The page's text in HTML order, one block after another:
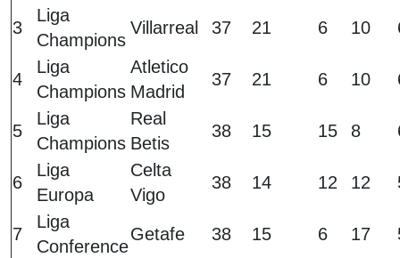
3
Liga
Champions
Villarreal 37 21 6 10
4
Liga
Champions
Atletico
Madrid
37 21 6 10
5
Liga
Champions
Real
Betis
38 15 15 8
6
Liga
Europa
Celta
Vigo
38 14 12 12
7
Liga
Conference
Getafe 38 15 6 17